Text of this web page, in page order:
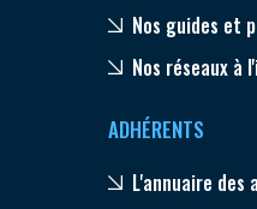
Nos guides et
Nos réseaux à
ADHÉRENTS
L'annuaire des